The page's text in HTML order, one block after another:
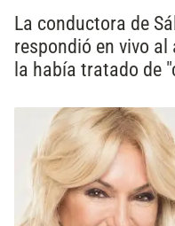
La conductora de
respondió en vivo
la había tratado de